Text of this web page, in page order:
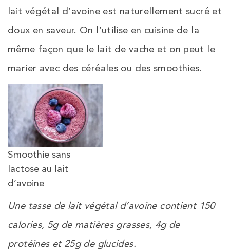
lait végétal d’avoine est naturellement sucré et
doux en saveur. On l’utilise en cuisine de la
même façon que le lait de vache et on peut le
marier avec des céréales ou des smoothies.
Smoothie sans
lactose au lait
d’avoine
Une tasse de lait végétal d’avoine contient 150
calories, 5g de matières grasses, 4g de
protéines et 25g de glucides.